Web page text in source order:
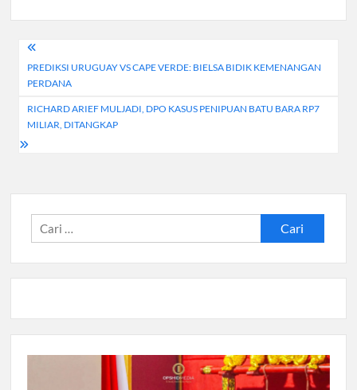
Navigasi
pos
PREDIKSI URUGUAY VS CAPE VERDE: BIELSA BIDIK KEMENANGAN
PERDANA
RICHARD ARIEF MULJADI, DPO KASUS PENIPUAN BATU BARA RP7
MILIAR, DITANGKAP
Cari
untuk: